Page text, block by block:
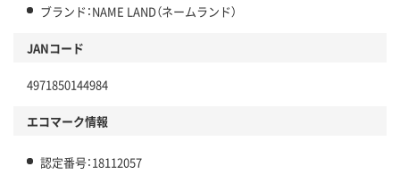
ブランド：NAME LAND（ネームランド）
JANコード
4971850144984
エコマーク情報
認定番号：18112057